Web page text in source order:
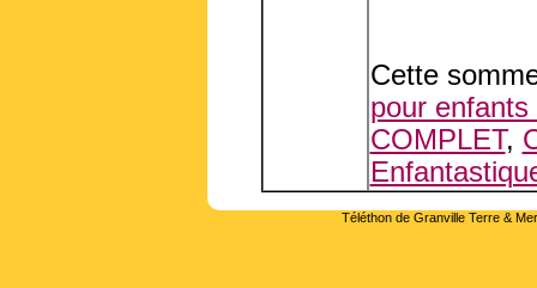
Cette
pour
COMPLET,
Téléthon de Granville Terre &